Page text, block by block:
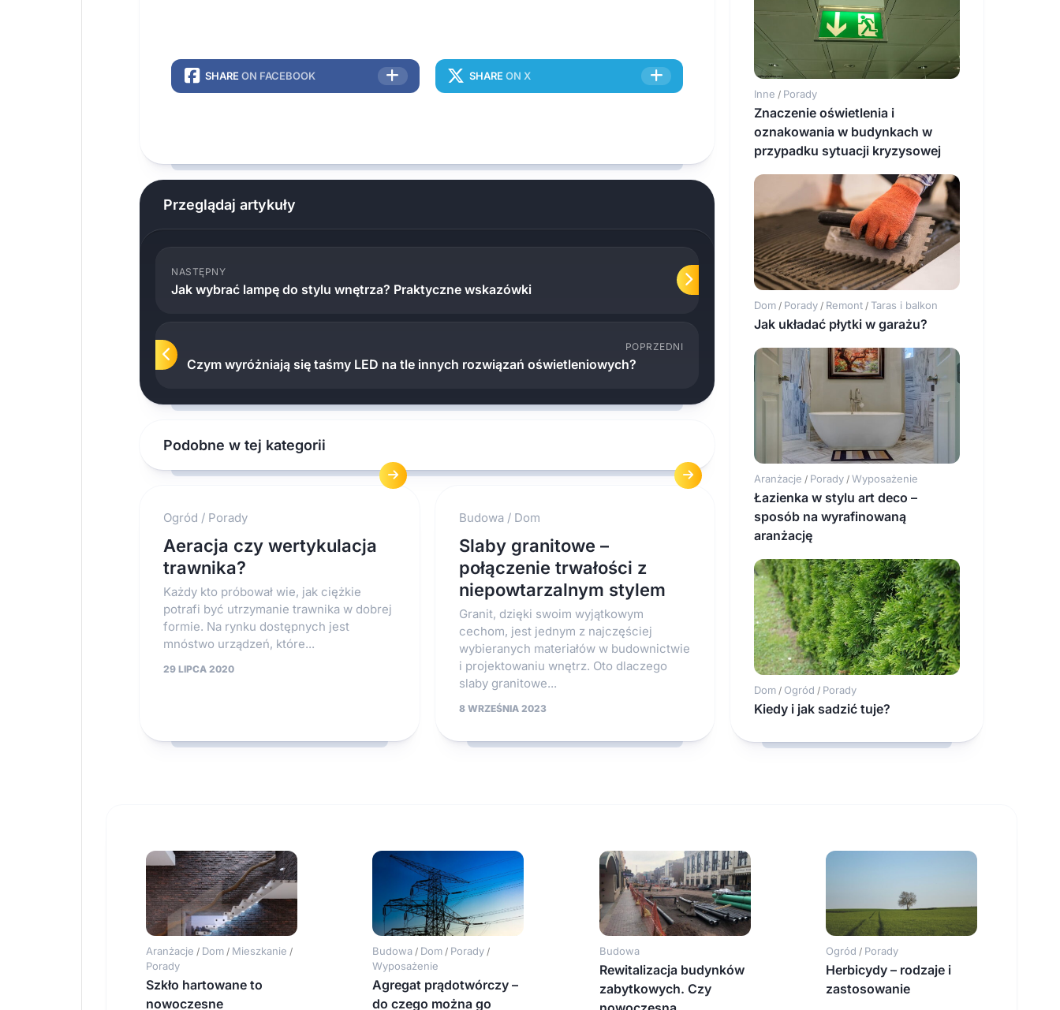
SHARE ON FACEBOOK SHARE ON X
Przeglądaj artykuły
NASTĘPNY
Jak wybrać lampę do stylu wnętrza? Praktyczne wskazówki
POPRZEDNI
Czym wyróżniają się taśmy LED na tle innych rozwiązań oświetleniowych?
Podobne w tej kategorii
Ogród / Porady
Aeracja czy wertykulacja
trawnika?
Każdy kto próbował wie, jak ciężkie
potrafi być utrzymanie trawnika w dobrej
formie. Na rynku dostępnych jest
mnóstwo urządzeń, które...
29 LIPCA 2020
Budowa/ Dom
Slaby granitowe –
połączenie trwałości z
niepowtarzalnym stylem
Granit, dzięki swoim wyjątkowym
cechom, jest jednym z najczęściej
wybieranych materiałów w budownictwie
i projektowaniu wnętrz. Oto dlaczego
slaby granitowe...
8 WRZEŚNIA 2023
Inne / Porady
Znaczenie oświetlenia i
oznakowania w budynkach w
przypadku sytuacji kryzysowej
Dom / Porady / Remont / Taras i balkon
Jak układać płytki w garażu?
Aranżacje / Porady / Wyposażenie
Łazienka w stylu art deco –
sposób na wyrafinowaną
aranżację
Dom / Ogród / Porady
Kiedy i jak sadzić tuje?
Aranżacje / Dom / Mieszkanie /
Porady
Szkło hartowane to
nowoczesne
Budowa / Dom / Porady /
Wyposażenie
Agregat prądotwórczy –
do czego można go
Budowa
Rewitalizacja budynków
zabytkowych. Czy
Ogród / Porady
Herbicydy – rodzaje i
zastosowanie